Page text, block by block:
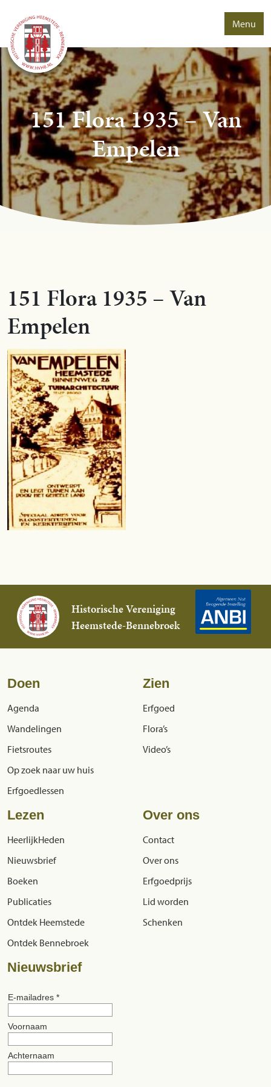
Menu
151 Flora 1935 – Van
Empelen
151 Flora 1935 – Van
Empelen
Historische Vereniging
Heemstede-Bennebroek
Doen
Agenda
Wandelingen
Fietsroutes
Op zoek naar uw huis
Erfgoedlessen
Zien
Erfgoed
Flora’s
Video’s
Lezen
HeerlijkHeden
Nieuwsbrief
Boeken
Publicaties
Ontdek Heemstede
Ontdek Bennebroek
Over ons
Contact
Over ons
Erfgoedprijs
Lid worden
Schenken
Nieuwsbrief